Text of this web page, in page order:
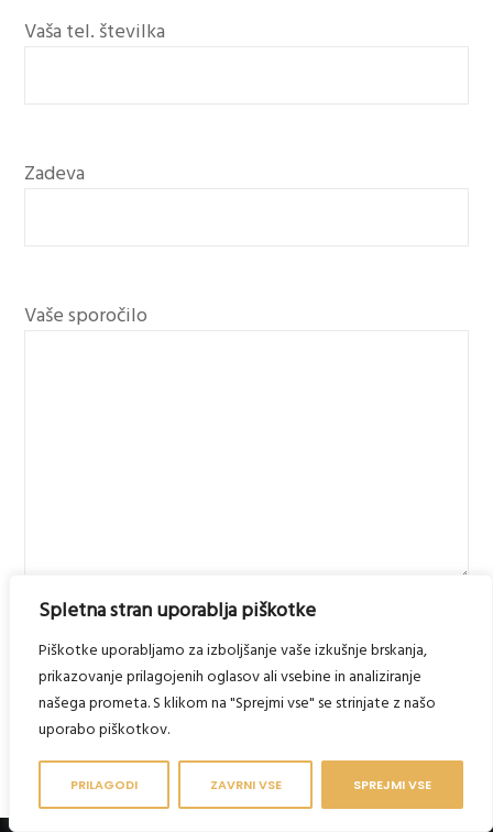
Spletna stran uporablja piškotke
Piškotke uporabljamo za izboljšanje vaše izkušnje brskanja,
prikazovanje prilagojenih oglasov ali vsebine in analiziranje
našega prometa. S klikom na "Sprejmi vse" se strinjate z našo
uporabo piškotkov.
PRILAGODI ZAVRNI VSE SPREJMI VSE
Vaša tel. številka
Zadeva
Vaše sporočilo